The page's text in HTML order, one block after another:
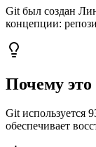
Git был создан
концепции:
Почему
Git используется
обеспечивает